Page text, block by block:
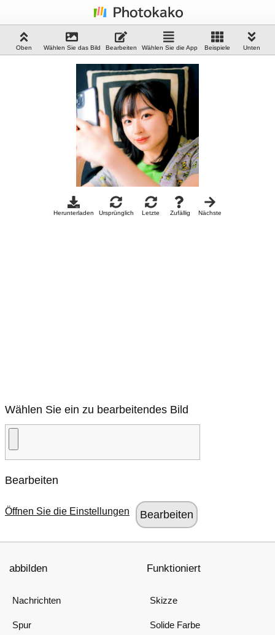
Oben Wählen Sie das Bild Bearbeiten Wählen Sie die App Beispiele Unten
Herunterladen Ursprünglich Letzte Zufällig Nächste
Wählen Sie ein zu bearbeitendes Bild
Bearbeiten
Öffnen Sie die Einstellungen
abbilden
Nachrichten
Spur
Funktioniert
Skizze
Solide Farbe